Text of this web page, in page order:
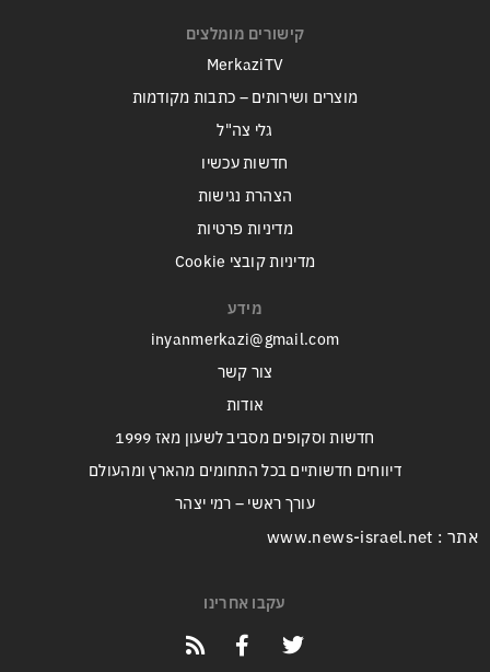
קישורים מומלצים
MerkaziTV
מוצרים ושירותים – כתבות מקודמות
גלי צה"ל
חדשות עכשיו
הצהרת נגישות
מדיניות פרטיות
מדיניות קובצי Cookie
מידע
inyanmerkazi@gmail.com
צור קשר
אודות
חדשות וסקופים מסביב לשעון מאז 1999
דיווחים חדשותיים בכל התחומים מהארץ ומהעולם
עורך ראשי – רמי יצהר
אתר : www.news-israel.net
עקבו אחרינו